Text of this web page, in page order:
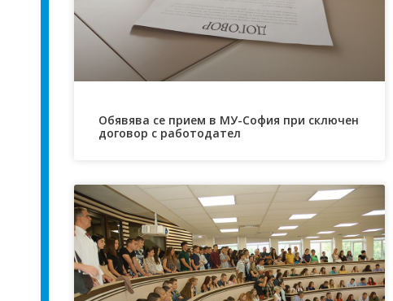
Обявява се прием в МУ-София при сключен
договор с работодател